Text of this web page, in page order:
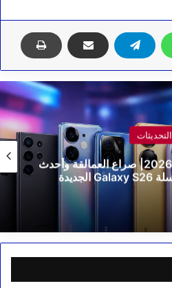
التحديثات
عالم ماركات الهواتف 2026| صراع العمالقة وأحدث